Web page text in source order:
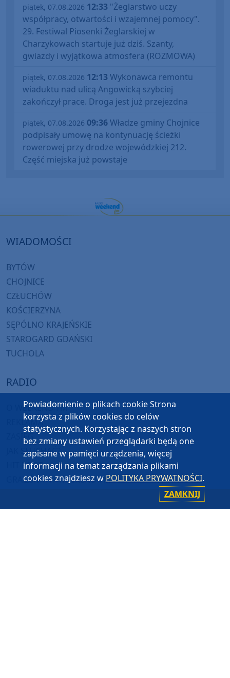
piątek, 07.08.2026 12:33 "Żeglarstwo uczy
współpracy, otwartości i wzajemnej pomocy".
29. Festiwal Piosenki Żeglarskiej w
Charzykowach startuje już dziś. Szanty,
gwiazdy i wyjątkowa atmosfera (ROZMOWA)
piątek, 07.08.2026 12:13Wykonawca remontu
wiaduktu nad ulicą Angowicką szybciej
zakończył prace. Droga jest już przejezdna
piątek, 07.08.2026 09:36Władze gminy Chojnice
podpisały umowę na kontynuację ścieżki
rowerowej przy drodze wojewódzkiej 212.
Część miejska już powstaje
WIADOMOŚCI
BYTÓW
CHOJNICE
CZŁUCHÓW
KOŚCIERZYNA
SĘPÓLNO KRAJEŃSKIE
STAROGARD GDAŃSKI
TUCHOLA
RADIO
O WEEKEND FM
REKLAMA
ZASIĘG
JAK SŁUCHAĆ?
HIT-PORT
GRALIŚMY W WEEKEND FM
CZĘSTOTLIWOŚCI
Powiadomienie o plikach cookie Strona
korzysta z plików cookies do celów
statystycznych. Korzystając z naszych stron
bez zmiany ustawień przeglądarki będą one
zapisane w pamięci urządzenia, więcej
informacji na temat zarządzania plikami
cookies znajdziesz w POLITYKA PRYWATNOŚCI.
ZAMKNIJ